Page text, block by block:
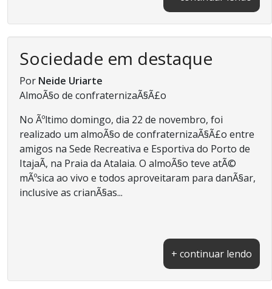
Sociedade em destaque
Por Neide Uriarte
AlmoÃ§o de confraternizaÃ§Ã£o
No Ãºltimo domingo, dia 22 de novembro, foi
realizado um almoÃ§o de confraternizaÃ§Ã£o entre
amigos na Sede Recreativa e Esportiva do Porto de
ItajaÃ­, na Praia da Atalaia. O almoÃ§o teve atÃ©
mÃºsica ao vivo e todos aproveitaram para danÃ§ar,
inclusive as crianÃ§as...
+ continuar lendo